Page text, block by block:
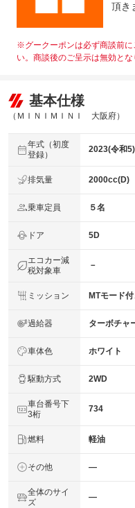
頂き
※グークーポンは必ず商談前に
い。商談後のご呈示は無効とな
基本仕様
（ＭＩＮＩＭＩＮＩ 大阪府）
年式（初度
登録）
2023(令和
排気量 2000cc(D)
乗車定員 ５名
ドア 5D
エコカー減
税対象車
－
ミッション MTモード
過給器 ターボチャ
車体色 ホワイト
駆動方式 2WD
車台番号下
3桁
734
燃料 軽油
その他 ―
全体のサイ
ズ
―